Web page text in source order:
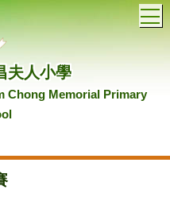
夫人小學
Chong Memorial Primary